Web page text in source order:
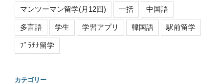
マンツーマン留学(月12回) 一括 中国語
多言語 学生 学習アプリ 韓国語 駅前留学
ﾌﾟﾗﾁﾅ留学
カテゴリー